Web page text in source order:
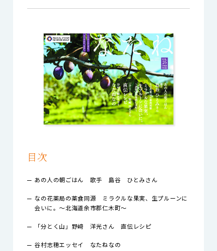
目次
あの人の朝ごはん 歌手 島谷 ひとみさん
なの花薬局の薬食同源 ミラクルな果実、生プルーンに
会いに。～北海道余市郡仁木町～
「分とく山」野﨑 洋光さん 直伝レシピ
谷村志穂エッセイ なたねなの